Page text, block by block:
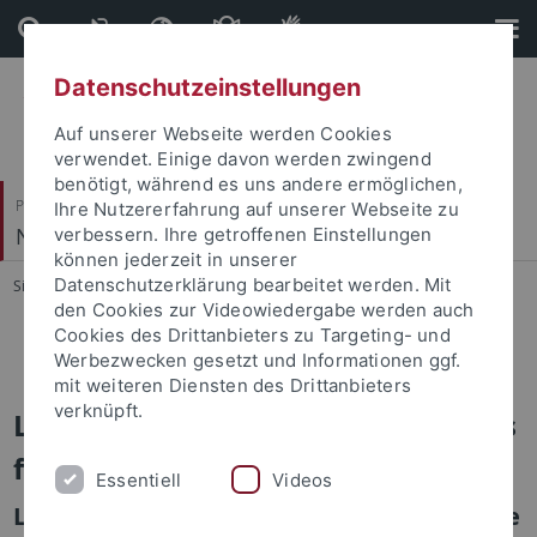
Direkt
zum
Inhalt
Direkt
zur
Fußleiste
Philosophische Fakultät
Neuere Geschichte
Sie sind hier: Startseite ... Lehrveranstaltungen
CIVIS Classes
Lehrveranstaltungen des Seminars
für Neuere Geschichte
Lehre des Seminars für Neuere Geschichte
Datenschutzeinstellungen
Auf unserer Webseite werden Cookies
verwendet. Einige davon werden zwingend
benötigt, während es uns andere ermöglichen,
Ihre Nutzererfahrung auf unserer Webseite zu
verbessern. Ihre getroffenen Einstellungen
können jederzeit in unserer
Datenschutzerklärung bearbeitet werden. Mit
den Cookies zur Videowiedergabe werden auch
Cookies des Drittanbieters zu Targeting- und
Werbezwecken gesetzt und Informationen ggf.
mit weiteren Diensten des Drittanbieters
verknüpft.
Essentiell Videos